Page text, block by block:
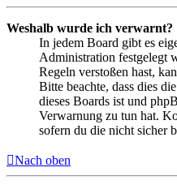
Weshalb wurde ich verwarnt?
In jedem Board gibt es
Administration festgelegt
Regeln verstoßen hast,
Bitte beachte, dass dies
dieses Boards ist und
Verwarnung zu tun hat.
sofern du die nicht sicher
Nach oben